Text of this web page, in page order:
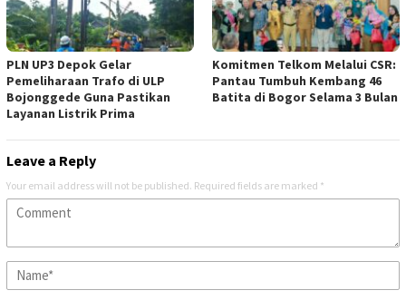
PLN UP3 Depok Gelar
Pemeliharaan Trafo di ULP
Bojonggede Guna Pastikan
Layanan Listrik Prima
Komitmen Telkom Melalui CSR:
Pantau Tumbuh Kembang 46
Batita di Bogor Selama 3 Bulan
Leave a Reply
Your email address will not be published. Required fields are marked *